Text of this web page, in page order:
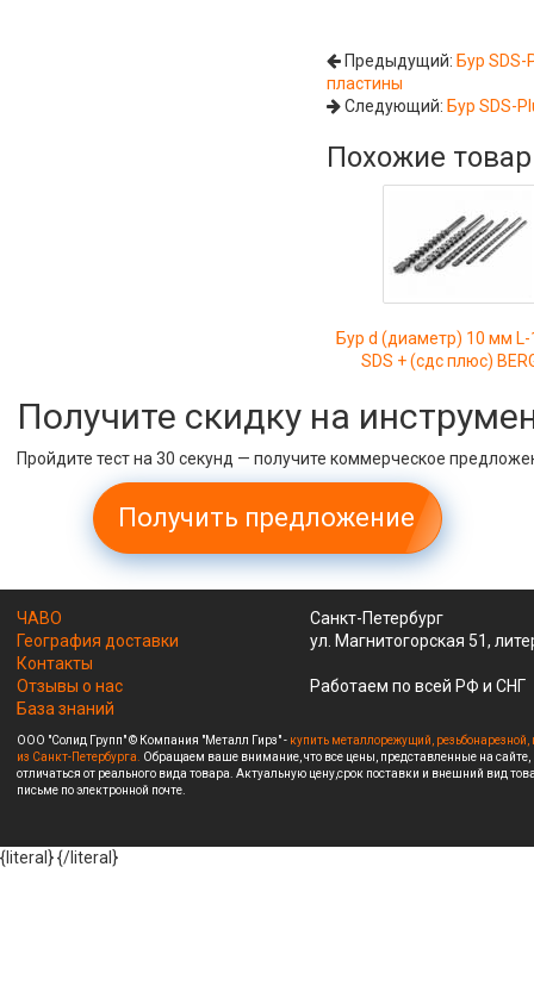
Предыдущий: Бур
пластины
Следующий: Бур SDS-
Похожие
Бур d (диаметр) 10 мм
SDS + (сдс плюс)
Получите скидку на
Пройдите тест на 30 секунд — получите коммерческое
Получить предложение
ЧАВО
География доставки
Контакты
Отзывы о нас
База знаний
Санкт-Петербург
ул. Магнитогорская 51,
Работаем по всей РФ и СНГ
ООО "Солид Групп" © Компания "Металл Гирз" - купить металлорежущий,
из Санкт-Петербурга. Обращаем ваше внимание, что все цены, представленные на
отличаться от реального вида товара. Актуальную цену,срок поставки и внешний вид
письме по электронной почте.
{literal}{/literal}